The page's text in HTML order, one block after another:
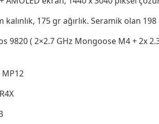
kalınlık, 175 gr ağırlık. Seramik olan
9820 ( 2×2.7 GHz Mongoose M4 + 2x
MP12